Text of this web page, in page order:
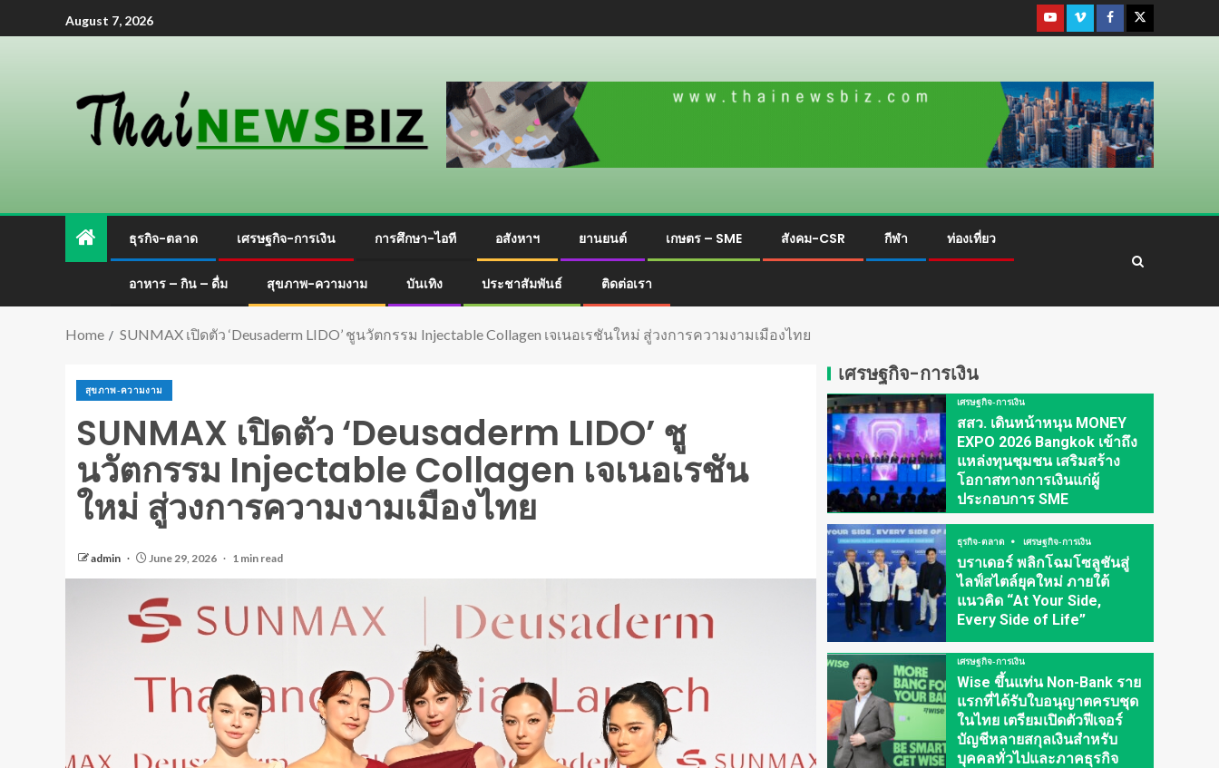
August 7, 2026
ธุรกิจ-ตลาด เศรษฐกิจ-การเงิน การศึกษา-ไอที อสังหาฯ ยานยนต์ เกษตร – SME สังคม-CSR กีฬา ท่องเที่ยว
อาหาร – กิน – ดื่ม สุขภาพ-ความงาม บันเทิง ประชาสัมพันธ์ ติดต่อเรา
Home SUNMAX เปิดตัว ‘Deusaderm LIDO’ ชูนวัตกรรม Injectable Collagen เจเนอเรชันใหม่ สู่วงการความงามเมืองไทย
สุขภาพ-ความงาม
SUNMAX เปิดตัว ‘Deusaderm LIDO’ ชู
นวัตกรรม Injectable Collagen เจเนอเรชัน
ใหม่ สู่วงการความงามเมืองไทย
admin June 29, 2026 1 min read
เศรษฐกิจ-การเงิน
เศรษฐกิจ-การเงิน
สสว. เดินหน้าหนุน MONEY
EXPO 2026 Bangkok เข้าถึง
แหล่งทุนชุมชน เสริมสร้าง
โอกาสทางการเงินแก่ผู้
ประกอบการ SME
ธุรกิจ-ตลาด เศรษฐกิจ-การเงิน
บราเดอร์ พลิกโฉมโซลูชันสู่
ไลฟ์สไตล์ยุคใหม่ ภายใต้
แนวคิด “At Your Side,
Every Side of Life”
เศรษฐกิจ-การเงิน
Wise ขึ้นแท่น Non-Bank ราย
แรกที่ได้รับใบอนุญาตครบชุด
ในไทย เตรียมเปิดตัวฟีเจอร์
บัญชีหลายสกุลเงินสำหรับ
บุคคลทั่วไปและภาคธุรกิจ